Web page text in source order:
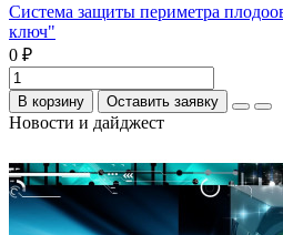
Система защиты периметра
ключ"
0 ₽
В корзину Оставить заявку
Новости и дайджест